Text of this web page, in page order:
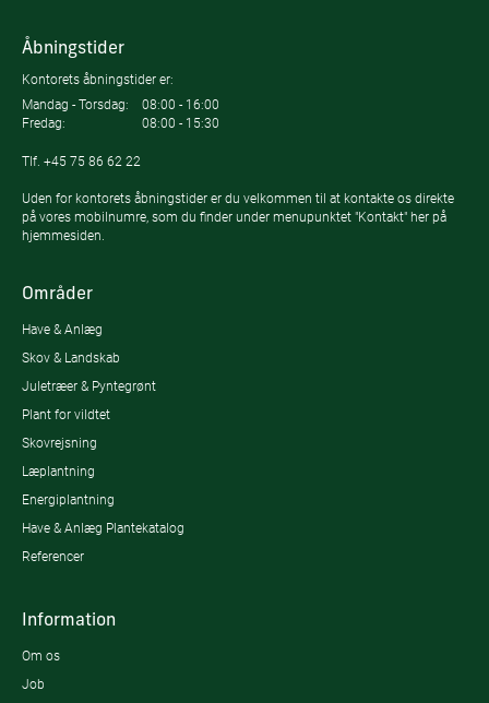
Åbningstider
Kontorets åbningstider er:
Mandag - Torsdag:
08:00 - 16:00
Fredag:
08:00 - 15:30
Tlf. +45 75 86 62 22
Uden for kontorets åbningstider er du velkommen til at kontakte os direkte
på vores mobilnumre, som du finder under menupunktet "Kontakt" her på
hjemmesiden.
Områder
Have & Anlæg
Skov & Landskab
Juletræer & Pyntegrønt
Plant for vildtet
Skovrejsning
Læplantning
Energiplantning
Have & Anlæg Plantekatalog
Referencer
Information
Om os
Job